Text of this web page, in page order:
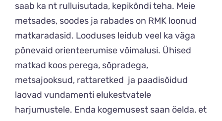
saab ka nt rulluisutada, kepikõndi teha. Meie
metsades, soodes ja rabades on RMK loonud
matkaradasid. Looduses leidub veel ka väga
põnevaid orienteerumise võimalusi. Ühised
matkad koos perega, sõpradega,
metsajooksud, rattaretked ja paadisõidud
laovad vundamenti elukestvatele
harjumustele. Enda kogemusest saan öelda, et